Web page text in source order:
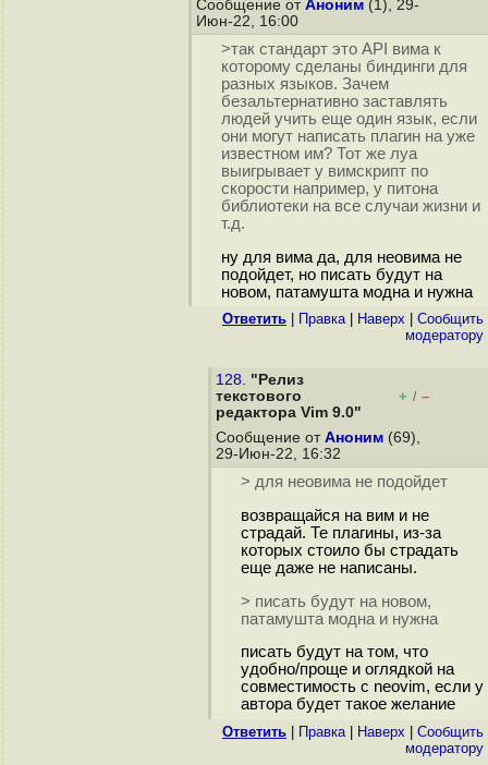
Сообщение от Аноним (1), 29-
Июн-22, 16:00
>так стандарт это API вима к
которому сделаны биндинги для
разных языков. Зачем
безальтернативно заставлять
людей учить еще один язык, если
они могут написать плагин на уже
известном им? Тот же луа
выигрывает у вимскрипт по
скорости например, у питона
библиотеки на все случаи жизни и
т.д.
ну для вима да, для неовима не
подойдет, но писать будут на
новом, патамушта модна и нужна
Ответить Правка| Наверх
Cообщить
модератору
128. "Релиз
текстового
редактора Vim 9.0"
+ / –
Сообщение от Аноним (69),
29-Июн-22, 16:32
> для неовима не подойдет
возвращайся на вим и не
страдай. Те плагины, из-за
которых стоило бы страдать
еще даже не написаны.
> писать будут на новом,
патамушта модна и нужна
писать будут на том, что
удобно/проще и оглядкой на
совместимость с neovim, если у
автора будет такое желание
Ответить Правка| Наверх
Cообщить
модератору